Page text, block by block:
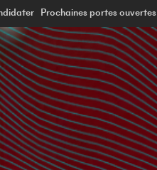
Prochaines portes ouvertes